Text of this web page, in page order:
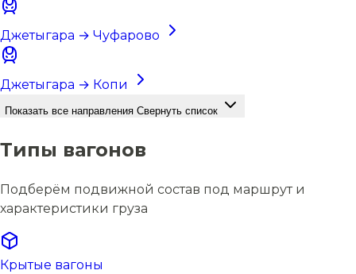
Джетыгара → Чуфарово
Джетыгара → Копи
Показать все направления Свернуть список
Типы вагонов
Подберём подвижной состав под маршрут и
характеристики груза
Крытые вагоны